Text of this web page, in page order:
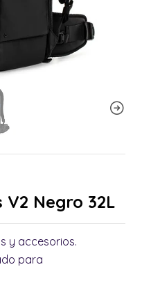
V2 Negro 32L
y accesorios.
para